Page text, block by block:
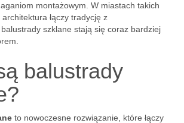
montażowym. W miastach takich
łączy tradycję z
szklane stają się coraz bardziej
balustrady
to nowoczesne rozwiązanie, które łączy